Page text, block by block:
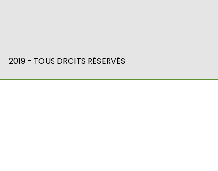
2019 - TOUS DROITS RÉSERVÉS